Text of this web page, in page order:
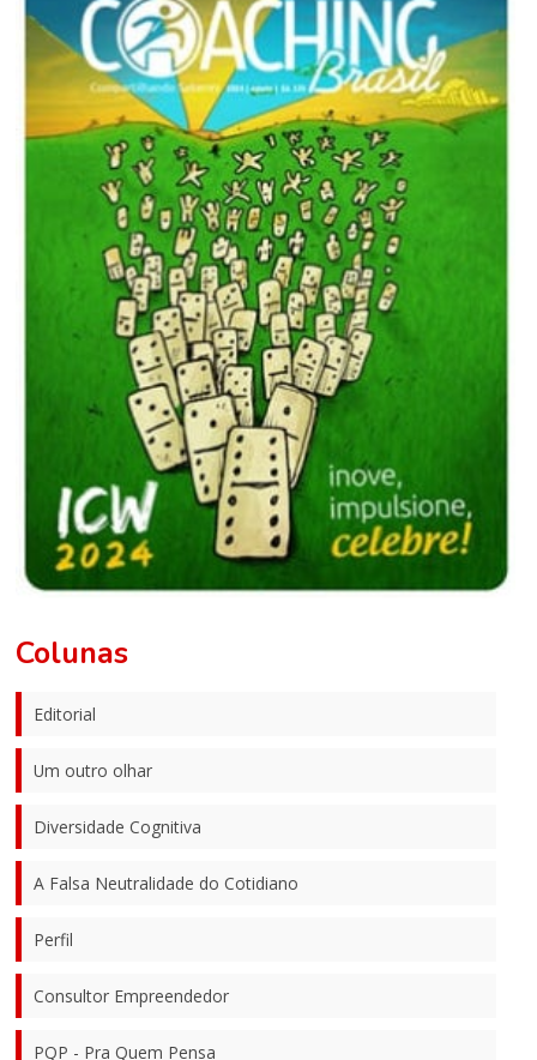
Colunas
Editorial
Um outro olhar
Diversidade Cognitiva
A Falsa Neutralidade do Cotidiano
Perfil
Consultor Empreendedor
PQP - Pra Quem Pensa